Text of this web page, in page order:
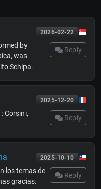
2026-02-22
Reply
by
was
Schipa.
2025-12-20
Reply
Corsini,
2025-10-10
Reply
los temas de
gracias.